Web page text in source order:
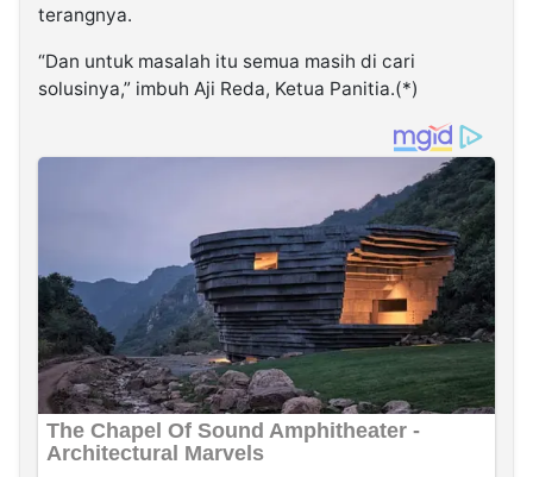
terangnya.
“Dan untuk masalah itu semua masih di cari
solusinya,” imbuh Aji Reda, Ketua Panitia.(*)